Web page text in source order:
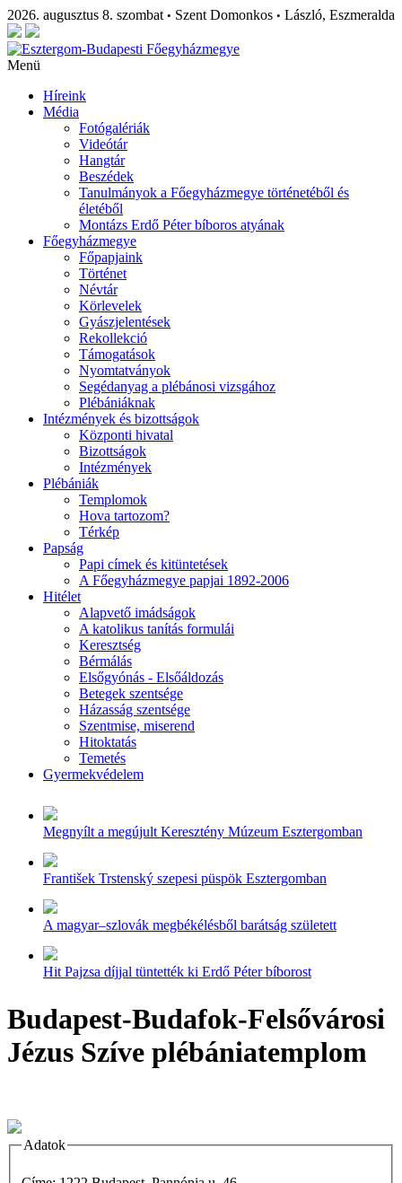
2026. augusztus 8. szombat • Szent Domonkos • László, Eszmeralda
Menü
Híreink
Média
Fotógalériák
Videótár
Hangtár
Beszédek
Tanulmányok a Főegyházmegye történetéből és
életéből
Montázs Erdő Péter bíboros atyának
Főegyházmegye
Főpapjaink
Történet
Névtár
Körlevelek
Gyászjelentések
Rekollekció
Támogatások
Nyomtatványok
Segédanyag a plébánosi vizsgához
Plébániáknak
Intézmények és bizottságok
Központi hivatal
Bizottságok
Intézmények
Plébániák
Templomok
Hova tartozom?
Térkép
Papság
Papi címek és kitüntetések
A Főegyházmegye papjai 1892-2006
Hitélet
Alapvető imádságok
A katolikus tanítás formulái
Keresztség
Bérmálás
Elsőgyónás - Elsőáldozás
Betegek szentsége
Házasság szentsége
Szentmise, miserend
Hitoktatás
Temetés
Gyermekvédelem
Megnyílt a megújult Keresztény Múzeum Esztergomban
František Trstenský szepesi püspök Esztergomban
A magyar–szlovák megbékélésből barátság született
Hit Pajzsa díjjal tüntették ki Erdő Péter bíborost
Budapest-Budafok-Felsővárosi
Jézus Szíve plébániatemplom
Adatok